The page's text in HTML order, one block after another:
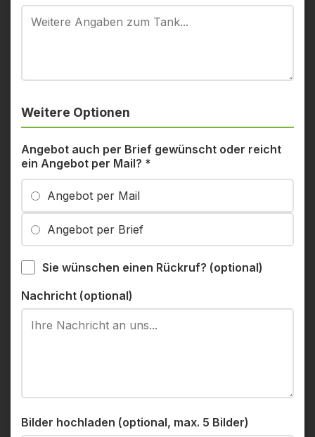
Weitere Optionen
Angebot auch per Brief gewünscht oder reicht
ein Angebot per Mail? *
Angebot per Mail
Angebot per Brief
Sie wünschen einen Rückruf? (optional)
Nachricht (optional)
Bilder hochladen (optional, max. 5 Bilder)